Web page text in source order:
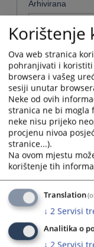
Arhivirana
Ne
Datum od
Navigate
forward
to
interact
with
the
calendar
and
select
a
date.
Press
the
question
Datum do
Navigate
forward
to
interact
with
the
calendar
select
a
Sortiraj po
Odaberi...
Napredne
Korištenje
Ova web stranica
pohranjivati i
browsera i vašeg
sesiji unutar
Neke od ovih
stranica ne bi mogla
neke nisu prijeko
procjenu nivoa
stranice...).
Na ovom mjestu
korištenje tih
Translation
↓ 2 Servisi
Analitika o
↓ 2 Servisi